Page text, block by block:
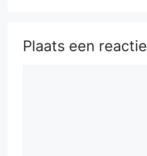
50.h4 Ke8 51.Kf6 Kf8 52.
Plaats een reactie